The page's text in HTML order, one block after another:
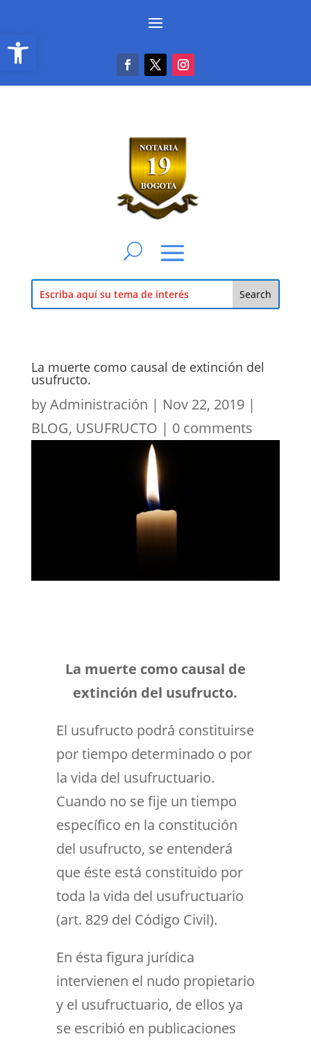
Abrir barra de herramientas
La muerte como causal de extinción del
usufructo.
byAdministración | Nov 22, 2019|
BLOG, USUFRUCTO | 0 comments
La muerte como causal de
extinción del usufructo.
El usufructo podrá constituirse
por tiempo determinado o por
la vida del usufructuario.
Cuando no se fije un tiempo
específico en la constitución
del usufructo, se entenderá
que éste está constituido por
toda la vida del usufructuario
(art. 829 del Código Civil).
En ésta figura jurídica
intervienen el nudo propietario
y el usufructuario, de ellos ya
se escribió en publicaciones